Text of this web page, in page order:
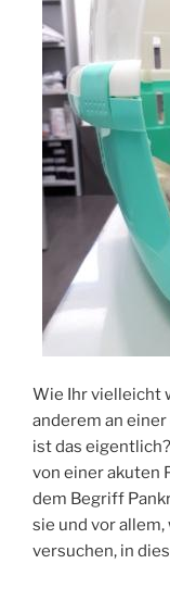
Wie Ihr vielleicht
anderem an
ist das
von einer akuten
dem Begriff
sie und vor
versuchen, in